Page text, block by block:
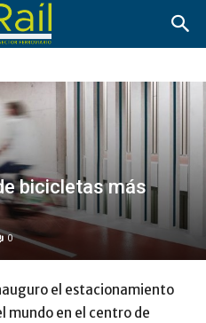
bicicletas más
0
el estacionamiento
mundo en el centro de